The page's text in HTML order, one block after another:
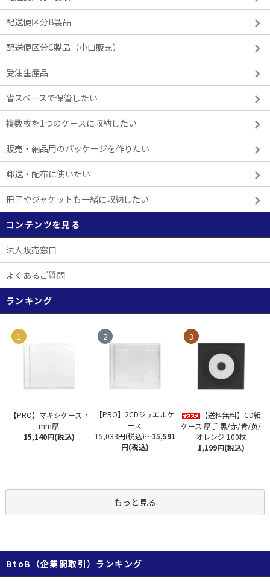
配送便区分B製品
配送便区分C製品（小口販売）
受注生産品
省スペースで保管したい
複数枚を1つのケースに収納したい
販売・納品用のパッケージを作りたい
郵送・配布に使いたい
冊子やジャケットも一緒に収納したい
コンテンツを見る
法人販売窓口
よくあるご質問
ランキング
1
【PRO】マキシケース 7
mm厚
15,140円(税込)
2
【PRO】2CDジュエルケ
ース
15,033円(税込)～15,591
円(税込)
3
【送料無料】CD紙
ケース 厚手 黒/赤/青/黄/
オレンジ 100枚
1,199円(税込)
もっと見る
BtoB（企業間取引）ランキング